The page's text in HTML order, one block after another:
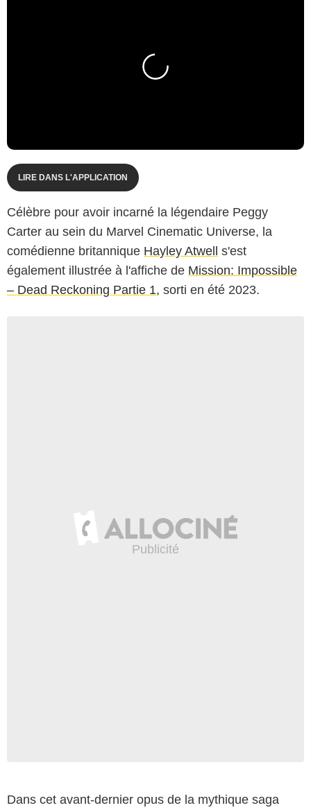
LIRE DANS L'APPLICATION
Célèbre pour avoir incarné la légendaire Peggy
Carter au sein du Marvel Cinematic Universe, la
comédienne britannique Hayley Atwell s'est
également illustrée à l'affiche de Mission: Impossible
– Dead Reckoning Partie 1, sorti en été 2023.
Dans cet avant-dernier opus de la mythique saga